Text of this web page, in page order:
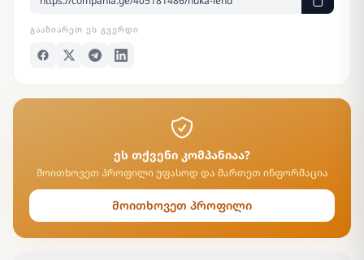
ᲒᲐᲐᲖᲘᲐᲠᲔᲗ ᲔᲡ ᲒᲕᲔᲠᲓᲘ
ეს თქვენი კომპანიაა?
მოითხოვეთ პროფილი უფასოდ და მართეთ ინფორმაცია
მოითხოვეთ პროფილი